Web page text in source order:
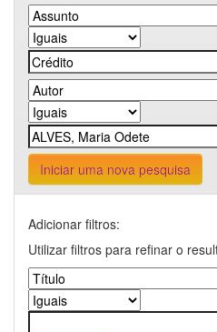
Iniciar uma nova pesquisa
Adicionar filtros:
Utilizar filtros para refinar o